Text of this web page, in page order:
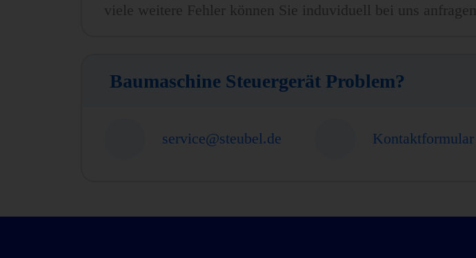
viele weitere Fehler können Sie induviduell bei uns anfragen
Baumaschine Steuergerät Problem?
service@steubel.de Kontaktformular